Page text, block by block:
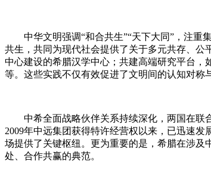
中华文明强调“和合共生”“天下大同”，注重
共生，共同为现代社会提供了关于多元共存、
中心建设的希腊汉学中心；共建高端研究平台
等。这些实践不仅有效促进了文明间的认知对称
中希全面战略伙伴关系持续深化，两国在联合
2009年中远集团获得特许经营权以来，已迅速
场提供了关键枢纽。更为重要的是，希腊在涉
处、合作共赢的典范。